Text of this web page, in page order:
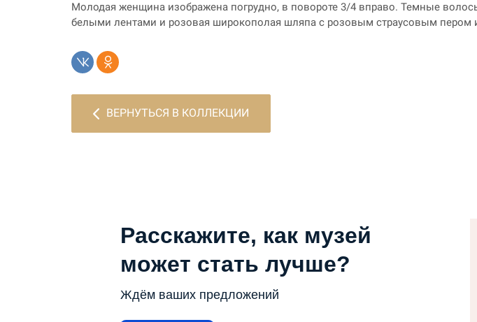
Молодая женщина изображена погрудно, в повороте 3/4 вправо. Темные
белыми лентами и розовая широкополая шляпа с розовым страусовым пером
ВЕРНУТЬСЯ В КОЛЛЕКЦИИ
Расскажите, как музей
может стать лучше?
Ждём ваших предложений